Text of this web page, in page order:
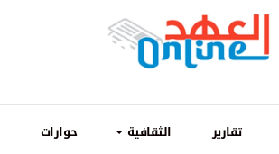
تقارير الثقافية حوارات